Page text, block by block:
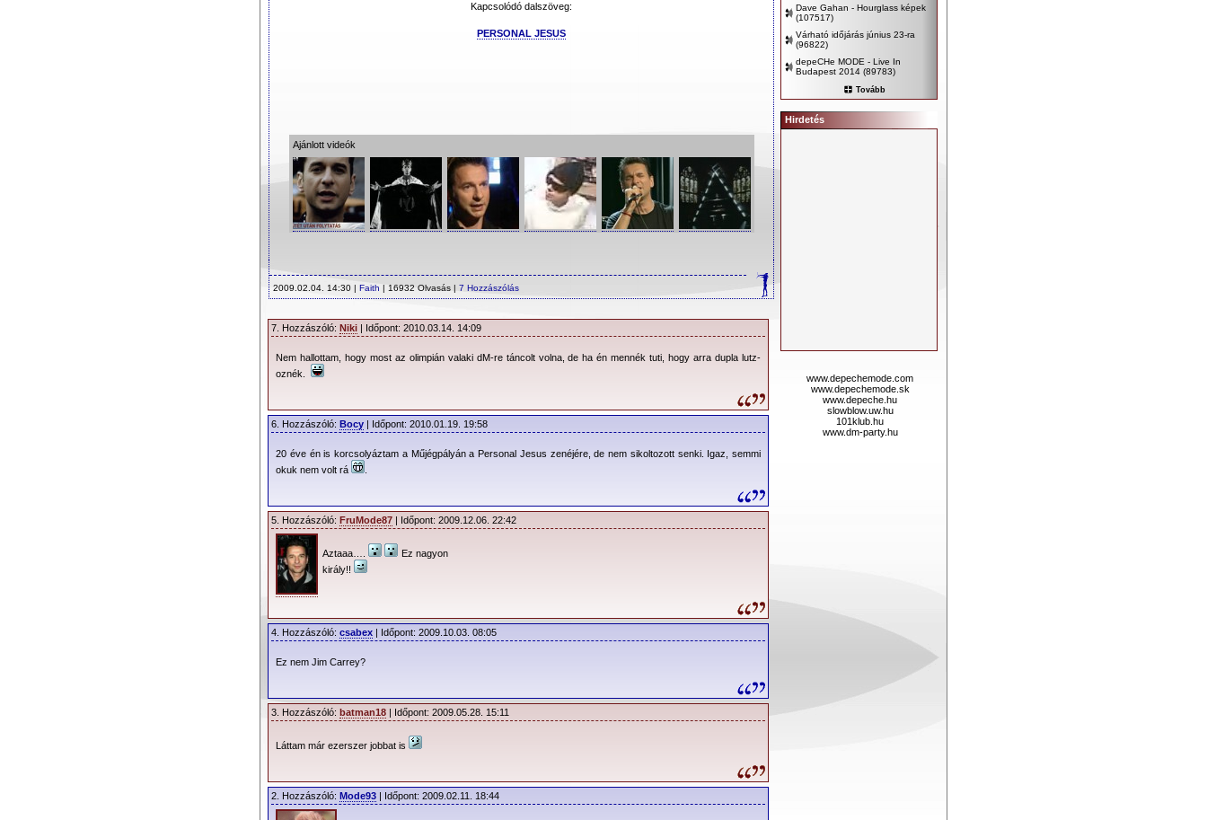
Kapcsolódó dalszöveg:
PERSONAL JESUS
Ajánlott videók
2009.02.04. 14:30 | Faith | 16932 Olvasás | 7 Hozzászólás
7. Hozzászóló: Niki | Időpont: 2010.03.14. 14:09
Nem hallottam, hogy most az olimpián valaki dM-re táncolt volna, de ha én mennék tuti, hogy arra dupla lutz-
oznék.
6. Hozzászóló: Bocy | Időpont: 2010.01.19. 19:58
20 éve én is korcsolyáztam a Műjégpályán a Personal Jesus zenéjére, de nem sikoltozott senki. Igaz, semmi
okuk nem volt rá
5. Hozzászóló: FruMode87 | Időpont: 2009.12.06. 22:42
Aztaaa….
Ez nagyon
király!!
4. Hozzászóló: csabex | Időpont: 2009.10.03. 08:05
Ez nem Jim Carrey?
3. Hozzászóló: batman18 | Időpont: 2009.05.28. 15:11
Láttam már ezerszer jobbat is
2. Hozzászóló: Mode93 | Időpont: 2009.02.11. 18:44
Dave Gahan - Hourglass képek
(107517)
Várható időjárás június 23-ra
(96822)
depeCHe MODE - Live In
Budapest 2014 (89783)
Tovább
Hirdetés
www.depechemode.com
www.depechemode.sk
www.depeche.hu
slowblow.uw.hu
101klub.hu
www.dm-party.hu